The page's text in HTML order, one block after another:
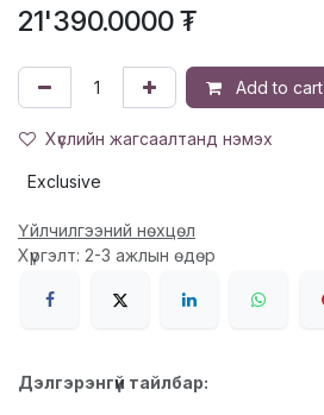
21'390.0000₮
Add to cart
Хүслийн жагсаалтанд нэмэх
Exclusive
Үйлчилгээний нөхцөл
Хүргэлт: 2-3 ажлын өдөр
Дэлгэрэнгүй тайлбар: